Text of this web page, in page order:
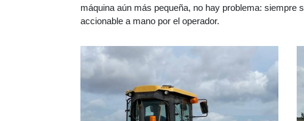
máquina aún más pequeña, no hay problema: siempre
accionable a mano por el operador.